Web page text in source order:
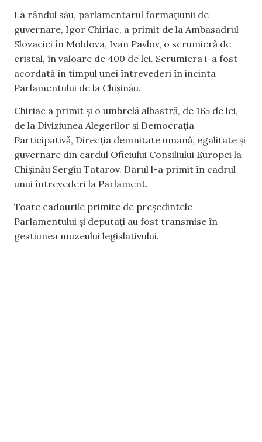
La rândul său, parlamentarul formațiunii de
guvernare, Igor Chiriac, a primit de la Ambasadrul
Slovaciei în Moldova, Ivan Pavlov, o scrumieră de
cristal, în valoare de 400 de lei. Scrumiera i-a fost
acordată în timpul unei întrevederi în incinta
Parlamentului de la Chișinău.
Chiriac a primit și o umbrelă albastră, de 165 de lei,
de la Diviziunea Alegerilor și Democrația
Participativă, Direcția demnitate umană, egalitate și
guvernare din cardul Oficiului Consiliului Europei la
Chișinău Sergiu Tatarov. Darul l-a primit în cadrul
unui întrevederi la Parlament.
Toate cadourile primite de președintele
Parlamentului și deputați au fost transmise în
gestiunea muzeului legislativului.